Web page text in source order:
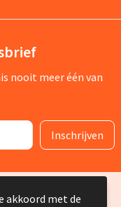
nooit meer één van
advies 2025
akkoord met de